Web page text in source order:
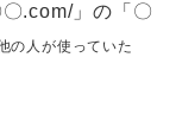
.com/」の「〇
他の人が使っていた